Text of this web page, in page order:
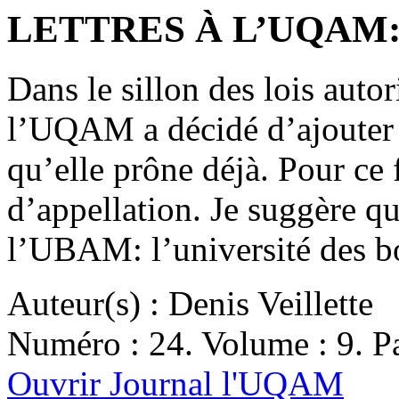
LETTRES À
Dans le sillon des lois
l’UQAM a décidé
qu’elle prône déjà. Pour
d’appellation. Je suggère
l’UBAM: l’université des
Auteur(s) : Denis Veillette
Numéro : 24. Volume : 9.
Ouvrir Journal l'UQAM